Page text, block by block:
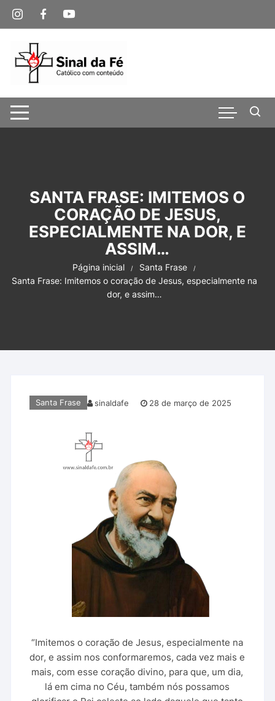
Pular
para
conteúdo
SANTA FRASE: IMITEMOS O
CORAÇÃO DE JESUS,
ESPECIALMENTE NA DOR, E
ASSIM…
Página inicial
Santa Frase
Santa Frase: Imitemos o coração de Jesus, especialmente na
dor, e assim…
Santa Frase sinaldafe 28 de março de 2025
“Imitemos o coração de Jesus, especialmente na
dor, e assim nos conformaremos, cada vez mais e
mais, com esse coração divino, para que, um dia,
lá em cima no Céu, também nós possamos